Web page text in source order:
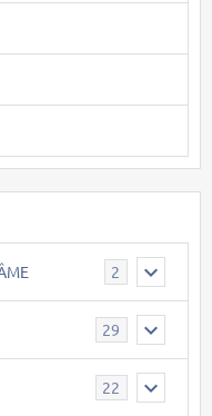
2
29
22